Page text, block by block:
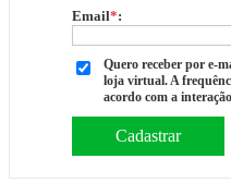
Email*:
Quero receber por e-
loja virtual. A
acordo com a